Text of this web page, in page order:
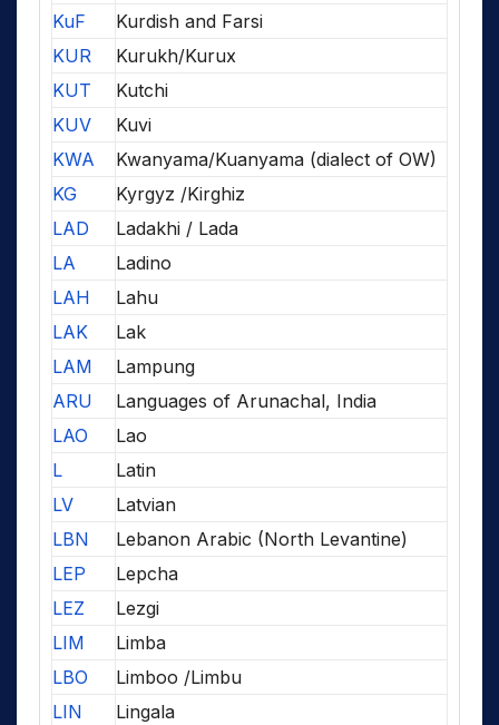
KuF
Kurdish and Farsi
KUR
Kurukh/Kurux
KUT
Kutchi
KUV
Kuvi
KWA
Kwanyama/Kuanyama (dialect of OW)
KG
Kyrgyz /Kirghiz
LAD
Ladakhi / Lada
LA
Ladino
LAH
Lahu
LAK
Lak
LAM
Lampung
ARU
Languages of Arunachal, India
LAO
Lao
L
Latin
LV
Latvian
LBN
Lebanon Arabic (North Levantine)
LEP
Lepcha
LEZ
Lezgi
LIM
Limba
LBO
Limboo /Limbu
LIN
Lingala